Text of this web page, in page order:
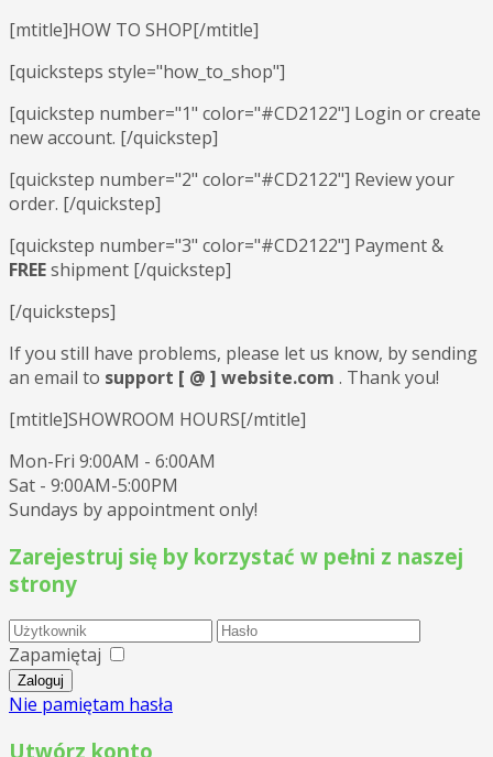
[mtitle]HOW TO SHOP[/mtitle]
[quicksteps style="how_to_shop"]
[quickstep number="1" color="#CD2122"] Login or create
new account. [/quickstep]
[quickstep number="2" color="#CD2122"] Review your
order. [/quickstep]
[quickstep number="3" color="#CD2122"] Payment &
FREEshipment [/quickstep]
[/quicksteps]
If you still have problems, please let us know, by sending
an email to support [ @ ] website.com . Thank you!
[mtitle]SHOWROOM HOURS[/mtitle]
Mon-Fri 9:00AM - 6:00AM
Sat - 9:00AM-5:00PM
Sundays by appointment only!
Zarejestruj się by korzystać w pełni z naszej
strony
Zapamiętaj
Nie pamiętam hasła
Utwórz konto